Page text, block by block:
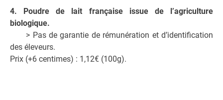
4. Poudre de lait française issue de l’agriculture
biologique.
> Pas de garantie de rémunération et d’identification
des éleveurs.
Prix (+6 centimes) : 1,12€ (100g).